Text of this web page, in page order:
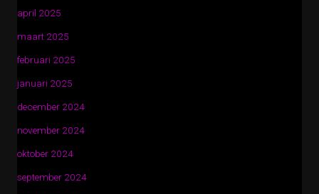
april 2025
maart 2025
februari 2025
januari 2025
december 2024
november 2024
oktober 2024
september 2024